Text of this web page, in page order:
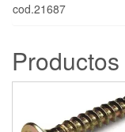
cod.21687